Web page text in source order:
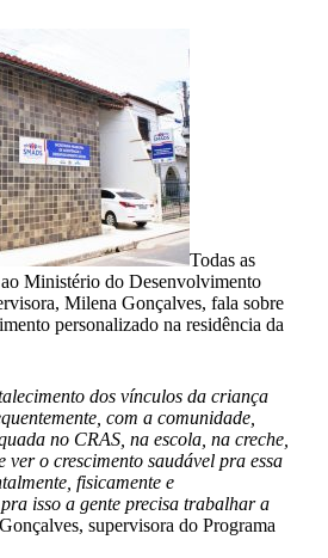
Todas as
Ministério do Desenvolvimento
Milena Gonçalves, fala sobre
personalizado na residência da
dos vínculos da criança
com a comunidade,
no CRAS, na escola, na creche,
ver o crescimento saudável pra essa
fisicamente e
isso a gente precisa trabalhar a
supervisora do Programa